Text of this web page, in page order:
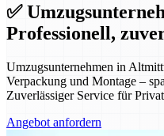
✅
Professionell,
Umzugsunternehmen in
Verpackung und Montage –
Zuverlässiger Service für
Angebot anfordern